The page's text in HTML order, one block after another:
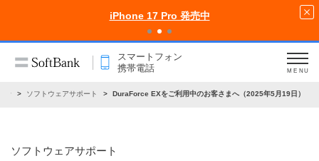
iPhone 17 Pro 発売中
スマートフォン
携帯電話
MENU
せ ソフトウェアサポート DuraForce EXをご利用中のお客さまへ（2025年5月19日）
ソフトウェアサポート